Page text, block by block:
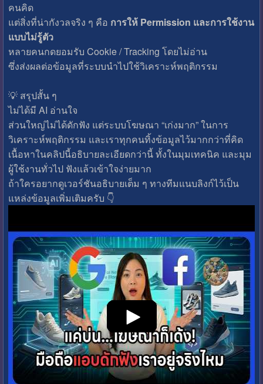
คนคิด
แต่สิ่งที่น่ากังวลจริง ๆ คือ การให้ Permission และการใช้งาน
แบบไม่รู้ตัว
หลายคนกดยอมรับ Cookie / Tracking โดยไม่อ่าน
ซึ่งส่งผลต่อข้อมูลที่ระบบนำไปใช้วิเคราะห์พฤติกรรม
💡 สรุปสั้น ๆ
ไม่ได้มี AI อ่านใจ
ส่วนใหญ่ไม่ได้ดักฟัง แต่ระบบโฆษณา “เก่งมาก” ในการ
วิเคราะห์พฤติกรรม และเราทุกคนทิ้งข้อมูลไว้มากกว่าที่คิด
เนื้อหาในคลิปนี้อธิบายละเอียดกว่านี้ ทั้งในมุมเทคนิค และมุม
ผู้ใช้งานทั่วไป ฟังแล้วเข้าใจง่ายมาก
ถ้าใครอยากดูเวอร์ชันอธิบายเต็ม ๆ ทางทีมแนบลิงก์ไว้เป็น
แหล่งข้อมูลเพิ่มเติมครับ 👇